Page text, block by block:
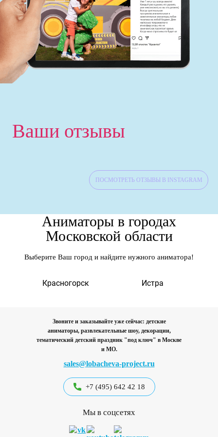
‹
Ваши отзывы
ПОСМОТРЕТЬ ОТЗЫВЫ В INSTAGRAM
Аниматоры в городах
Московской области
Выберите Ваш город и найдите нужного аниматора!
Красногорск Истра
Звоните и заказывайте уже сейчас: детские
аниматоры, развлекательные шоу, декорации,
тематический детский праздник "под ключ" в Москве
и МО.
sales@lobacheva-project.ru
+7 (495) 642 42 18
Мы в соцсетях